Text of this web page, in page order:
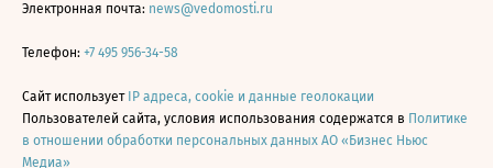
Электронная почта: news@vedomosti.ru
Телефон: +7 495 956-34-58
Сайт использует IP адреса, cookie и данные геолокации
Пользователей сайта, условия использования содержатся в Политике
в отношении обработки персональных данных АО «Бизнес Ньюс
Медиа»